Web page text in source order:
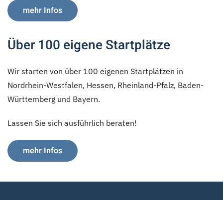
mehr Infos
Über 100 eigene Startplätze
Wir starten von über 100 eigenen Startplätzen in
Nordrhein-Westfalen, Hessen, Rheinland-Pfalz, Baden-
Württemberg und Bayern.
Lassen Sie sich ausführlich beraten!
mehr Infos